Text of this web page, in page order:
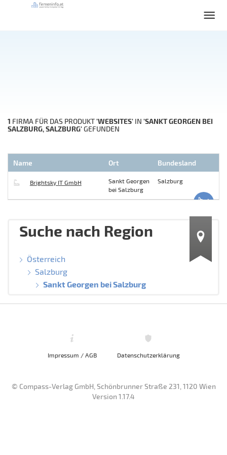
1 FIRMA FÜR DAS PRODUKT'WEBSITES' IN 'SANKT GEORGEN BEI
SALZBURG, SALZBURG'GEFUNDEN
Name Ort Bundesland
Brightsky IT GmbH
Sankt Georgen
bei Salzburg
Salzburg
Suche nach Region
Österreich
Salzburg
Sankt Georgen bei Salzburg
Impressum / AGB Datenschutzerklärung
© Compass-Verlag GmbH, Schönbrunner Straße 231, 1120 Wien
Version 1.17.4